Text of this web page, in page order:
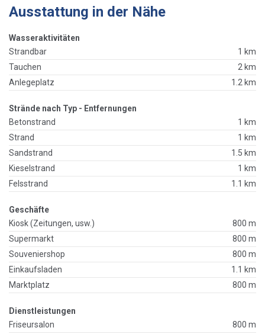
Ausstattung in der Nähe
Wasseraktivitäten
Strandbar
1 km
Tauchen
2 km
Anlegeplatz
1.2 km
Strände nach Typ - Entfernungen
Betonstrand
1 km
Strand
1 km
Sandstrand
1.5 km
Kieselstrand
1 km
Felsstrand
1.1 km
Geschäfte
Kiosk (Zeitungen, usw.)
800 m
Supermarkt
800 m
Souveniershop
800 m
Einkaufsladen
1.1 km
Marktplatz
800 m
Dienstleistungen
Friseursalon
800 m